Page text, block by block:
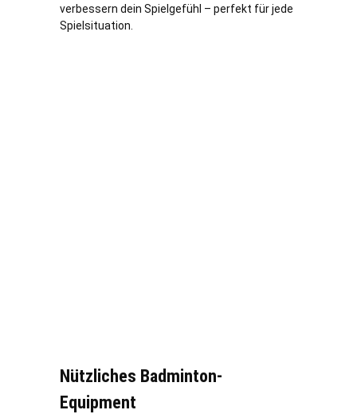
verbessern dein Spielgefühl – perfekt für jede
Spielsituation.
Nützliches Badminton-
Equipment